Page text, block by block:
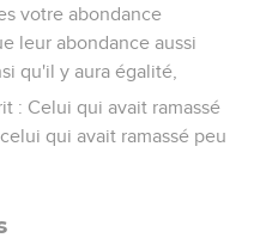
votre abondance
leur abondance aussi
qu'il y aura égalité,
: Celui qui avait ramassé
qui avait ramassé peu